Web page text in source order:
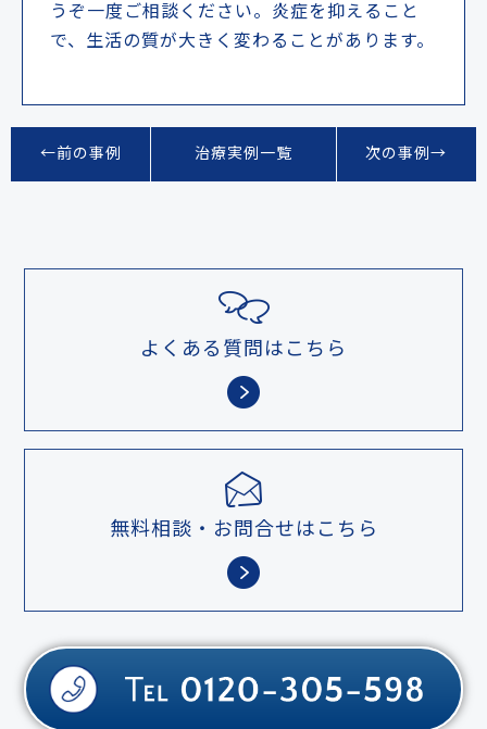
うぞ一度ご相談ください。炎症を抑えること
で、生活の質が大きく変わることがあります。
←前の事例 治療実例一覧 次の事例→
よくある質問はこちら
無料相談・お問合せはこちら